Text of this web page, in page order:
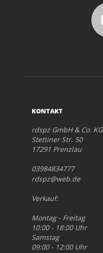
KONTAKT
rdspz GmbH & Co. KG
Stettiner Str. 50
17291 Prenzlau
03984834777
rdspz@web.de
Verkauf:
Montag - Freitag
10:00 - 18:00 Uhr
Samstag
09:00 - 12:00 Uhr